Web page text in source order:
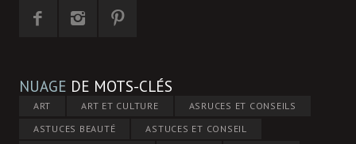
NUAGE DE MOTS-CLÉS
ART ART ET CULTURE
ASRUCES ET CONSEILS
ASTUCES BEAUTÉ
ASTUCES ET CONSEIL